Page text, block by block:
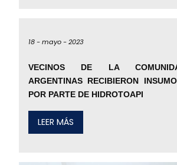
18 -mayo -2023
VECINOS DE LA
ARGENTINAS RECIBIERON
POR PARTE DE HIDROTOAPI
LEER MÁS